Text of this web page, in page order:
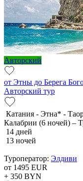
Авторский
от Этны до Берега
Авторский тур
Катания - Этна* -
Калабрии (6 ночей) –
14 дней
13 ночей
Туроператор: Элдиви
от 1495 EUR
+ 350 BYN